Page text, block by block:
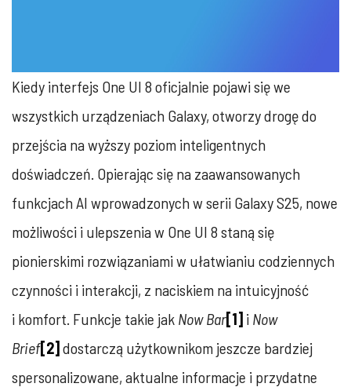
Kiedy interfejs One UI 8 oficjalnie pojawi się we
wszystkich urządzeniach Galaxy, otworzy drogę do
przejścia na wyższy poziom inteligentnych
doświadczeń. Opierając się na zaawansowanych
funkcjach AI wprowadzonych w serii Galaxy S25, nowe
możliwości i ulepszenia w One UI 8 staną się
pionierskimi rozwiązaniami w ułatwianiu codziennych
czynności i interakcji, z naciskiem na intuicyjność
i komfort. Funkcje takie jak Now Bar[1] i Now
Brief[2] dostarczą użytkownikom jeszcze bardziej
spersonalizowane, aktualne informacje i przydatne